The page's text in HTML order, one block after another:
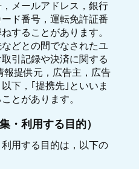
メールアドレス，銀行
ド番号，運転免許証番
することがあります。
どとの間でなされたユ
引記録や決済に関する
報提供元，広告主，広告
下，｢提携先｣といいま
とがあります。
・利用する目的）
用する目的は，以下の